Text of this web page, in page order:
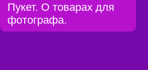
Пукет. О товарах для
фотографа.